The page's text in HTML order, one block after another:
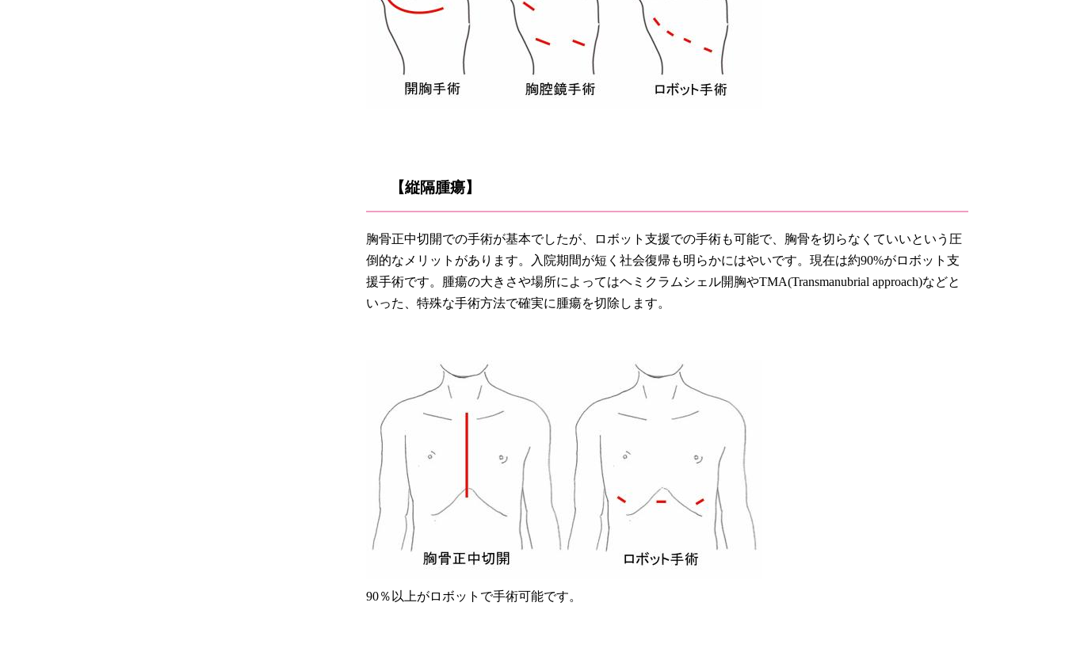
【縦隔腫瘍】
胸骨正中切開での手術が基本でしたが、ロボット支援での手術も可能で、胸骨を切らなくていいという圧
倒的なメリットがあります。入院期間が短く社会復帰も明らかにはやいです。現在は約90%がロボット支
援手術です。腫瘍の大きさや場所によってはヘミクラムシェル開胸やTMA(Transmanubrial approach)などと
いった、特殊な手術方法で確実に腫瘍を切除します。
90％以上がロボットで手術可能です。